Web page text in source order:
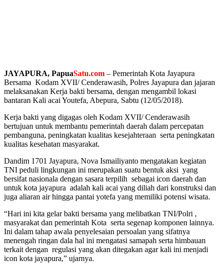
JAYAPURA, PapuaSatu.com – Pemerintah Kota Jayapura
Bersama Kodam XVII/ Cenderawasih, Polres Jayapura dan jajaran
melaksanakan Kerja bakti bersama, dengan mengambil lokasi
bantaran Kali acai Youtefa, Abepura, Sabtu (12/05/2018).
Kerja bakti yang digagas oleh Kodam XVII/ Cenderawasih
bertujuan untuk membantu pemerintah daerah dalam percepatan
pembanguna, peningkatan kualitas kesejahteraan serta peningkatan
kualitas kesehatan masyarakat.
Dandim 1701 Jayapura, Nova Ismailiyanto mengatakan kegiatan
TNI peduli lingkungan ini merupakan suatu bentuk aksi yang
bersifat nasionala dengan sasara terpilih sebagai icon daerah dan
untuk kota jayapura adalah kali acai yang diliah dari konstruksi dan
juga aliaran air hingga pantai yotefa yang memiliki potensi wisata.
“Hari ini kita gelar bakti bersama yang melibatkan TNI/Polri ,
masyarakat dan pemerintah Kota serta segenap komponen lainnya.
Ini dalam tahap awala penyelesaian persoalan yang sifatnya
menengah ringan dala hal ini mengatasi samapah serta himbauan
terkait dengan regulasi yang akan ditegakan agar kali ini menjadi
icon kota jayapura,” ujarnya.